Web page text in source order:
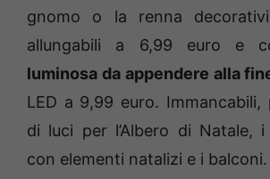
gnomo o la renna
allungabili a 6,99 euro e
luminosa da appendere alla
LED a 9,99 euro. Immancabili,
di luci per l’Albero di Natale,
con elementi natalizi e i balconi.